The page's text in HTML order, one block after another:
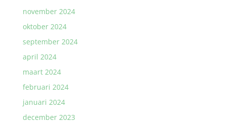
november 2024
oktober 2024
september 2024
april 2024
maart 2024
februari 2024
januari 2024
december 2023